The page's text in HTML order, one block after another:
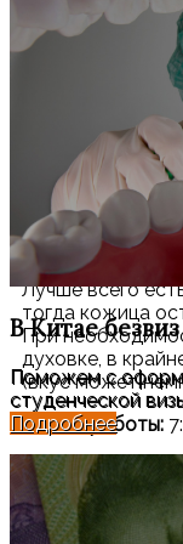
В Китае
Поможем с
студенческой
Подробнее
– забрать
Если заказ не
могут продать
Без предзаказа:
Иногда утка
нарезать. В
утку и
Рекомендация:
Лучше всего
тогда кожица
При
духовке, в
(вкус может
Режим работы:
Адрес:
兴安街 157-1
(в 50 метрах к
«Хуафу», с